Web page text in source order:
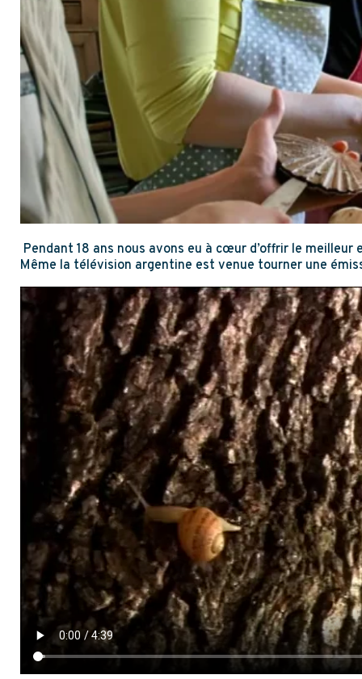
Pendant 18 ans nous avons eu à cœur d’offrir le
Même la télévision argentine est venue tourner une